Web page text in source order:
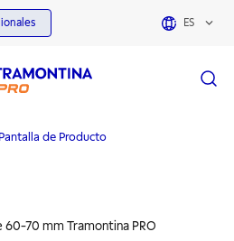
ES
Pantalla de Producto
60-70 mm Tramontina PRO